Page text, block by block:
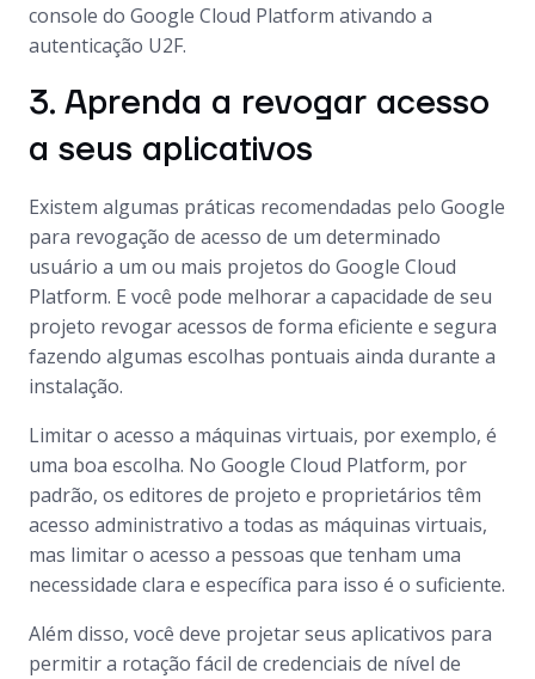
console do Google Cloud Platform ativando a
autenticação U2F.
3. Aprenda a revogar acesso
a seus aplicativos
Existem algumas práticas recomendadas pelo Google
para revogação de acesso de um determinado
usuário a um ou mais projetos do Google Cloud
Platform. E você pode melhorar a capacidade de seu
projeto revogar acessos de forma eficiente e segura
fazendo algumas escolhas pontuais ainda durante a
instalação.
Limitar o acesso a máquinas virtuais, por exemplo, é
uma boa escolha. No Google Cloud Platform, por
padrão, os editores de projeto e proprietários têm
acesso administrativo a todas as máquinas virtuais,
mas limitar o acesso a pessoas que tenham uma
necessidade clara e específica para isso é o suficiente.
Além disso, você deve projetar seus aplicativos para
permitir a rotação fácil de credenciais de nível de